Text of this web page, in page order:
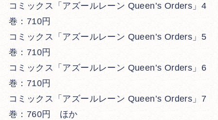
コミックス「アズールレーン Queen’s Orders」4
巻：710円
コミックス「アズールレーン Queen’s Orders」5
巻：710円
コミックス「アズールレーン Queen’s Orders」6
巻：710円
コミックス「アズールレーン Queen’s Orders」7
巻：760円 ほか